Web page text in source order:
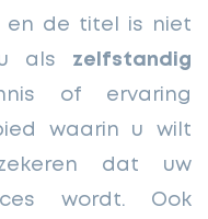
en de titel is niet
u als zelfstandig
of ervaring
waarin u wilt
dat uw
wordt. Ook